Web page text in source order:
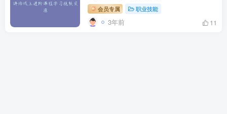
会员专属 职业技能
3年前 11